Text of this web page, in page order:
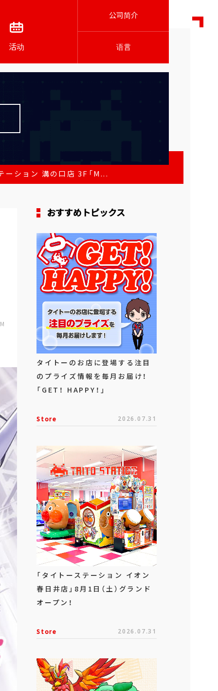
活动
公司简介
语言
ーション 溝の口店 3F「M...
おすすめトピックス
タイトーのお店に登場する注目
のプライズ情報を毎月お届け！
「GET！ HAPPY！」
Store 2026.07.31
「タイトーステーション イオン
春日井店」8月1日（土）グランド
オープン！
Store 2026.07.31